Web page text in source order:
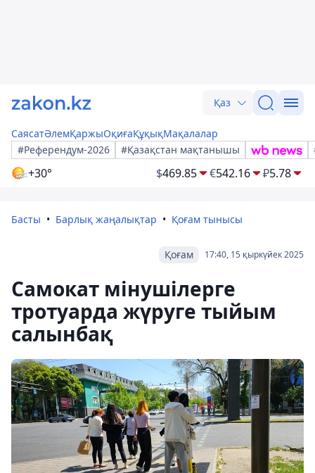
Қаз
СаясатӘлемҚаржыОқиғаҚұқықМақалалар
#Референдум-2026
#Қазақстан мақтанышы
+30° $469.85 €542.16 ₽5.78
Басты Барлық жаңалықтар Қоғам тынысы
17:40, 15 қыркүйек 2025
Қоғам
Самокат мінушілерге
тротуарда жүруге тыйым
салынбақ